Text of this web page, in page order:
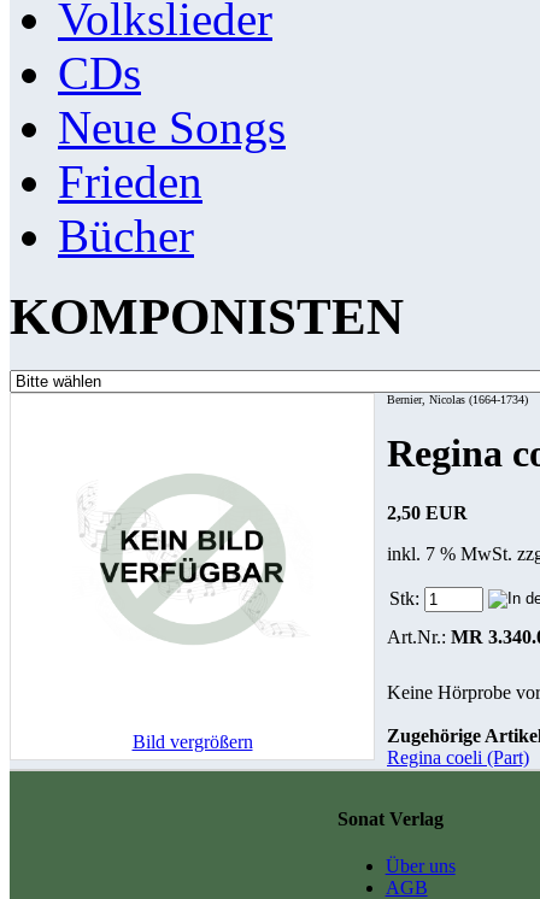
Volkslieder
CDs
Neue Songs
Frieden
Bücher
KOMPONISTEN
Bild vergrößern
Bernier, Nicolas (1664-1734)
Regina
2,50 EUR
inkl. 7 % MwSt.
Stk:
Art.Nr.: MR
Keine Hörprobe
Zugehörige
Regina coeli (Part)
Sonat Verlag
Über uns
AGB